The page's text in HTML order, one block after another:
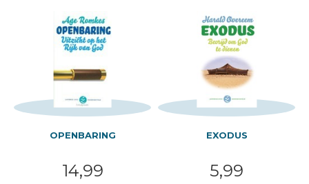
OPENBARING
14,99
EXODUS
5,99